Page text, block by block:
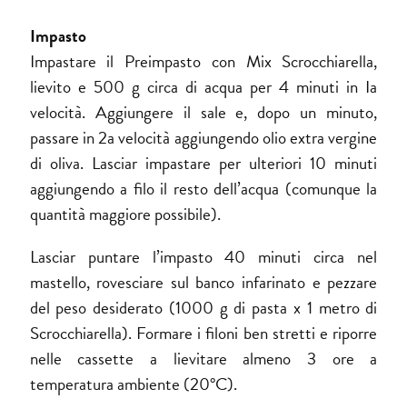
Impasto
Impastare il Preimpasto con Mix Scrocchiarella,
lievito e 500 g circa di acqua per 4 minuti in Ia
velocità. Aggiungere il sale e, dopo un minuto,
passare in 2a velocità aggiungendo olio extra vergine
di oliva. Lasciar impastare per ulteriori 10 minuti
aggiungendo a filo il resto dell’acqua (comunque la
quantità maggiore possibile).
Lasciar puntare l’impasto 40 minuti circa nel
mastello, rovesciare sul banco infarinato e pezzare
del peso desiderato (1000 g di pasta x 1 metro di
Scrocchiarella). Formare i filoni ben stretti e riporre
nelle cassette a lievitare almeno 3 ore a
temperatura ambiente (20°C).